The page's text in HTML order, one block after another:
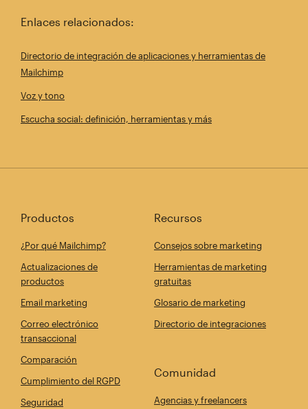
Enlaces relacionados:
Directorio de integración de aplicaciones y herramientas de
Mailchimp
Voz y tono
Escucha social: definición, herramientas y más
Productos
¿Por qué Mailchimp?
Actualizaciones de
productos
Email marketing
Correo electrónico
transaccional
Comparación
Cumplimiento del RGPD
Seguridad
Recursos
Consejos sobre marketing
Herramientas de marketing
gratuitas
Glosario de marketing
Directorio de integraciones
Comunidad
Agencias y freelancers